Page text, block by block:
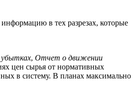
в тех разрезах, которые
, Отчет о движении
цен сырья от нормативных
в систему. В планах максимально